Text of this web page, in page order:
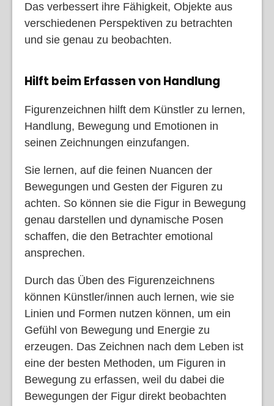
Das verbessert ihre Fähigkeit, Objekte aus
verschiedenen Perspektiven zu betrachten
und sie genau zu beobachten.
Hilft beim Erfassen von Handlung
Figurenzeichnen hilft dem Künstler zu lernen,
Handlung, Bewegung und Emotionen in
seinen Zeichnungen einzufangen.
Sie lernen, auf die feinen Nuancen der
Bewegungen und Gesten der Figuren zu
achten. So können sie die Figur in Bewegung
genau darstellen und dynamische Posen
schaffen, die den Betrachter emotional
ansprechen.
Durch das Üben des Figurenzeichnens
können Künstler/innen auch lernen, wie sie
Linien und Formen nutzen können, um ein
Gefühl von Bewegung und Energie zu
erzeugen. Das Zeichnen nach dem Leben ist
eine der besten Methoden, um Figuren in
Bewegung zu erfassen, weil du dabei die
Bewegungen der Figur direkt beobachten